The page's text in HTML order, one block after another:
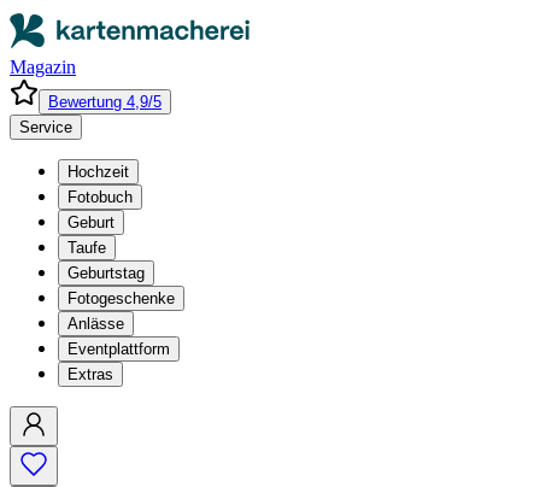
Magazin
Bewertung 4,9/5
Service
Hochzeit
Fotobuch
Geburt
Taufe
Geburtstag
Fotogeschenke
Anlässe
Eventplattform
Extras